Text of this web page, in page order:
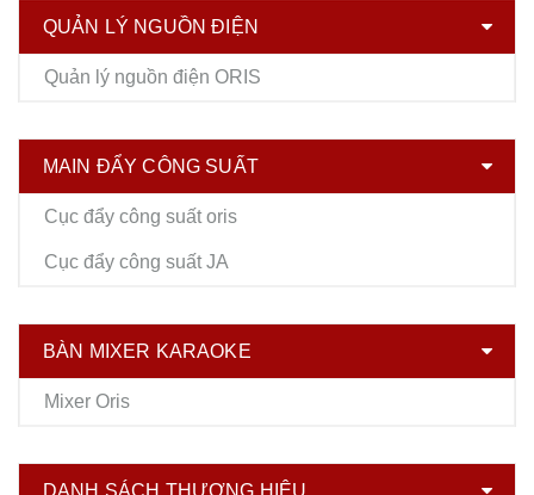
QUẢN LÝ NGUỒN ĐIỆN
Quản lý nguồn điện ORIS
MAIN ĐẨY CÔNG SUẤT
Cục đẩy công suất oris
Cục đẩy công suất JA
BÀN MIXER KARAOKE
Mixer Oris
DANH SÁCH THƯƠNG HIỆU